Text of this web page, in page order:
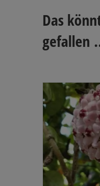
Das
gefallen